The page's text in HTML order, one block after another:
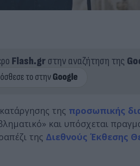
Flash.grστην αναζήτηση της
της προσωπικής
και υπόσχεται
της Διεθνούς Έκθεσης